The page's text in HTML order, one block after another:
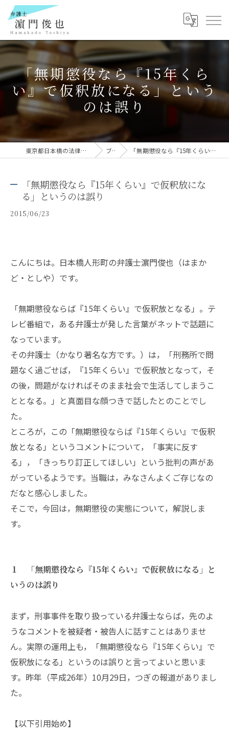
「無期懲役なら『15年くら
い』で仮釈放になる」という
のは誤り
東京都日本橋の法律事務所なら弁護士 濵門俊也 ブログ 「無期懲役なら『15年くらい』で仮釈放になる」というのは誤り
「無期懲役なら『15年くらい』で仮釈放にな
る」というのは誤り
2015/06/23
こんにちは。日本橋人形町の弁護士濵門俊也（はまか
ど・としや）です。
「無期懲役ならば『15年くらい』で仮釈放となる」。テ
レビ番組で，ある弁護士が発した言葉がネットで話題に
なっています。
その弁護士（かなり著名な方です。）は，「刑務所で問
題なく過ごせば，『15年くらい』で仮釈放となって，そ
の後，問題がなければそのまま社会で生活してしまうこ
ととなる。」と真面目な顔つきで話したとのことでし
た。
ところが，この「無期懲役ならば『15年くらい』で仮釈
放となる」というコメントについて，「事実に反す
る」，「きっちり訂正してほしい」という批判の声があ
がっているようです。当職は，みなさんよくご存じなの
だなと感心しました。
そこで，今回は，無期懲役の実態について，解説しま
す。
１ 「無期懲役なら『15年くらい』で仮釈放になる」と
いうのは誤り
まず，刑事事件を取り扱っている弁護士ならば，先のよ
うなコメントを被疑者・被告人に話すことはありませ
ん。実際の運用上も，「無期懲役なら『15年くらい』で
仮釈放になる」というのは誤りと言ってよいと思いま
す。昨年（平成26年）10月29日，つぎの報道がありまし
た。
【以下引用始め】